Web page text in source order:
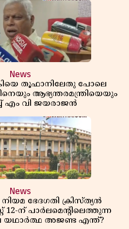
News
തൂഫാനിലേതു പോലെ
ആഭ്യന്തരമന്ത്രിയെയും
എം വി ജയരാജൻ
News
ഭേദഗതി ക്രിസ്ത്യൻ
12-ന് പാർലമെന്റിലെത്തുന്ന
യഥാർത്ഥ അജണ്ട എന്ത്?